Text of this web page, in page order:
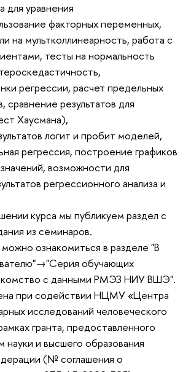
для уравнения
факторных переменных,
на мультколлинеарность, работа с
тесты на нормальность
регрессии, расчет предельных
результатов для
Хаусмана),
логит и пробит моделей,
регрессия, построение графиков
возможности для
регрессионного анализа и
курса мы публикуем раздел с
из семинаров.
ознакомиться в разделе "В
обучающих
с данными РМЭЗ НИУ ВШЭ".
при содействии НЦМУ «Центра
исследований человеческого
гранта, предоставленного
и высшего образования
(№ соглашения о